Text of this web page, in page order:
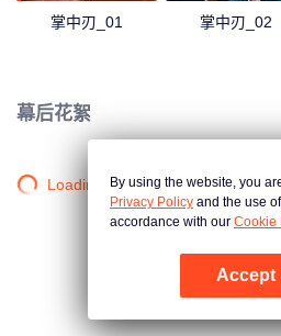
掌中刃_01 掌中刃_02
幕后花絮
Loading…By using the website, you
Privacy Policy and the use
accordance with our Cookie
Accept